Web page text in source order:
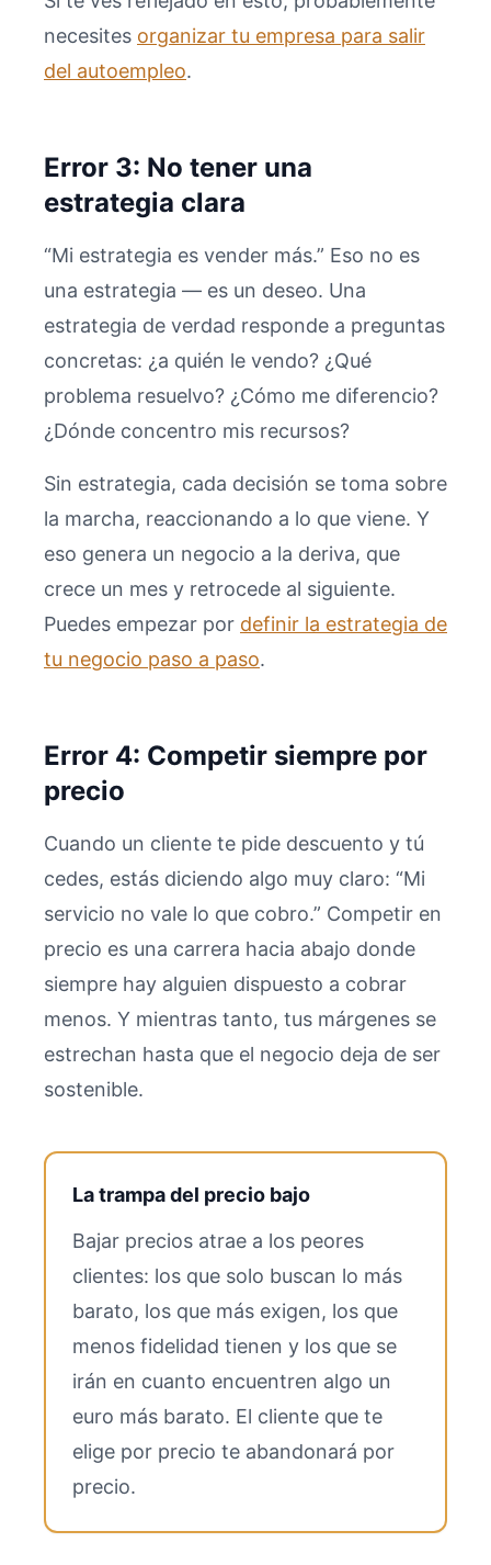
necesites organizar tu empresa para salir
del autoempleo.
Error 3: No tener una
estrategia clara
“Mi estrategia es vender más.” Eso no es
una estrategia — es un deseo. Una
estrategia de verdad responde a preguntas
concretas: ¿a quién le vendo? ¿Qué
problema resuelvo? ¿Cómo me diferencio?
¿Dónde concentro mis recursos?
Sin estrategia, cada decisión se toma sobre
la marcha, reaccionando a lo que viene. Y
eso genera un negocio a la deriva, que
crece un mes y retrocede al siguiente.
Puedes empezar por definir la estrategia de
tu negocio paso a paso.
Error 4: Competir siempre por
precio
Cuando un cliente te pide descuento y tú
cedes, estás diciendo algo muy claro: “Mi
servicio no vale lo que cobro.” Competir en
precio es una carrera hacia abajo donde
siempre hay alguien dispuesto a cobrar
menos. Y mientras tanto, tus márgenes se
estrechan hasta que el negocio deja de ser
sostenible.
La trampa del precio bajo
Bajar precios atrae a los peores
clientes: los que solo buscan lo más
barato, los que más exigen, los que
menos fidelidad tienen y los que se
irán en cuanto encuentren algo un
euro más barato. El cliente que te
elige por precio te abandonará por
precio.